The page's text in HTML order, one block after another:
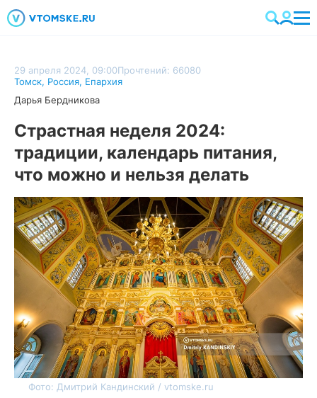
29 апреля 2024, 09:00Прочтений: 66080
Томск, Россия, Епархия
Дарья Бердникова
Страстная неделя 2024:
традиции, календарь питания,
что можно и нельзя делать
Фото: Дмитрий Кандинский / vtomske.ru